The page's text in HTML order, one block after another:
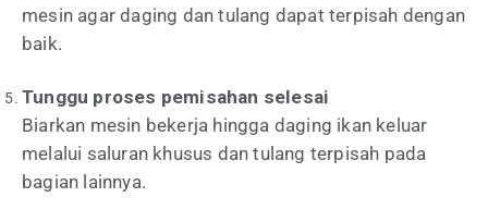
mesin agar daging dan tulang dapat terpisah dengan
baik.
Tunggu proses pemisahan selesai
Biarkan mesin bekerja hingga daging ikan keluar
melalui saluran khusus dan tulang terpisah pada
bagian lainnya.